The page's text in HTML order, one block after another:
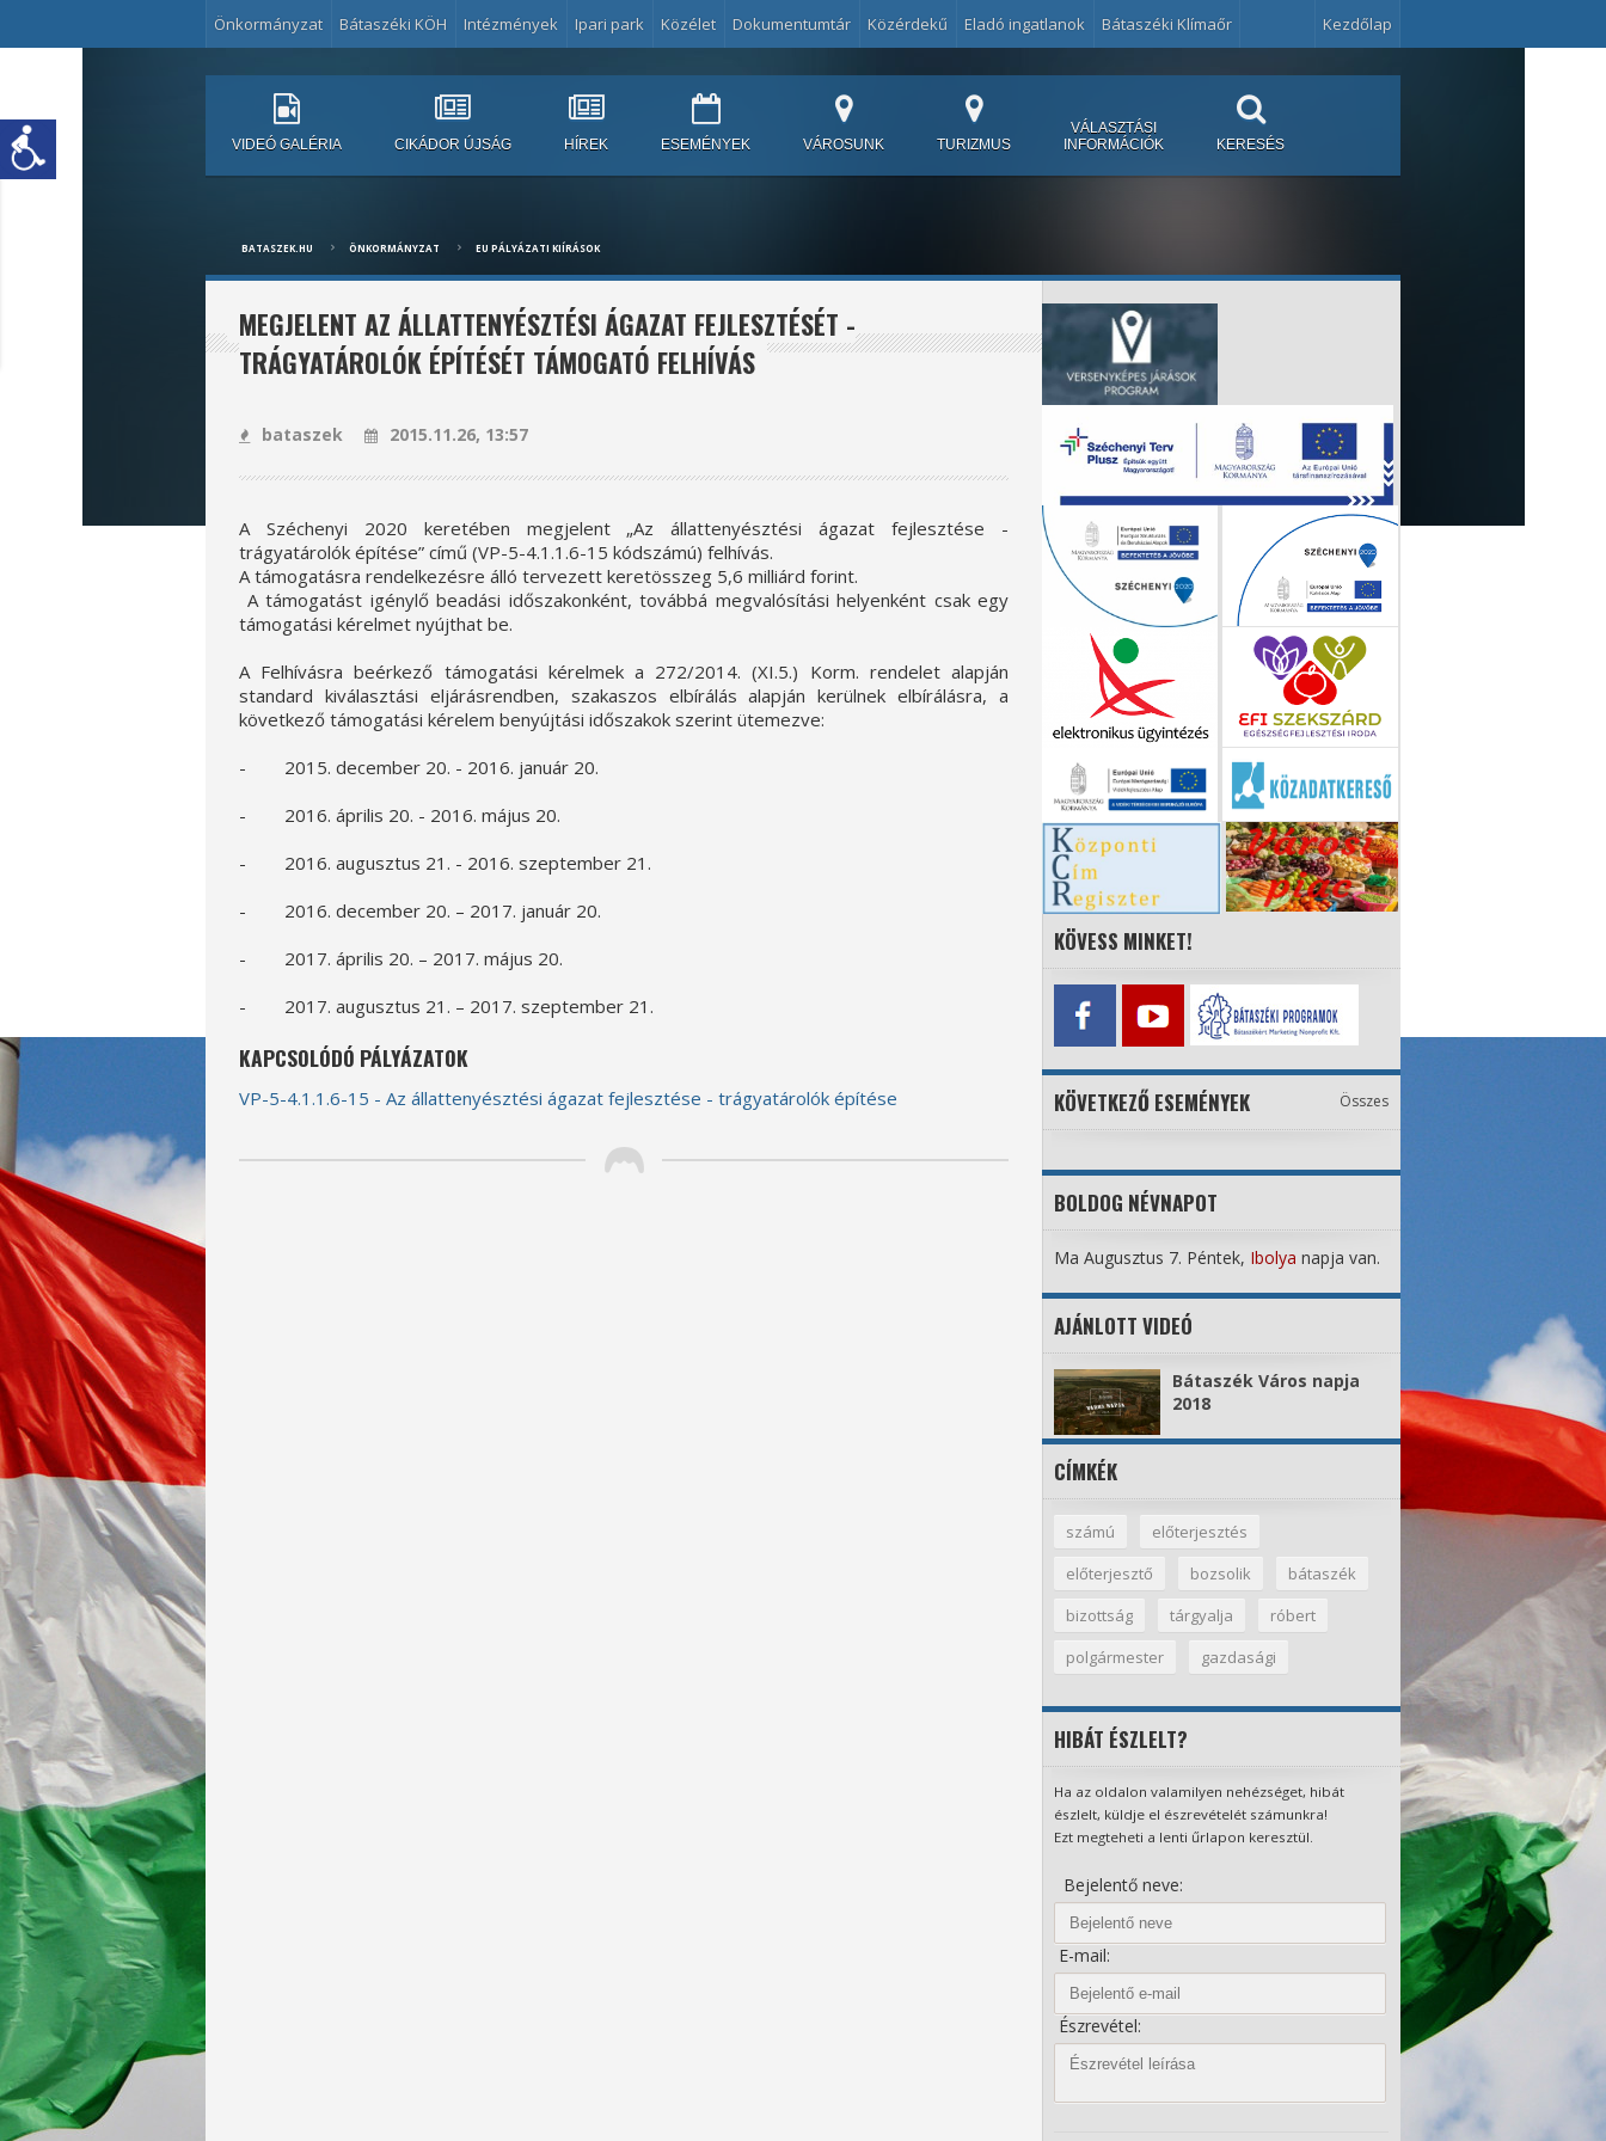
Kezdőlap
Önkormányzat Bátaszéki KÖH Intézmények Ipari park Közélet Dokumentumtár Közérdekű Eladó ingatlanok Bátaszéki Klímaőr
VIDEÓ GALÉRIA CIKÁDOR ÚJSÁG HÍREK ESEMÉNYEK VÁROSUNK TURIZMUS
VÁLASZTÁSI
INFORMÁCIÓK
KERESÉS
BATASZEK.HU ÖNKORMÁNYZAT EU PÁLYÁZATI KIÍRÁSOK
MEGJELENT AZ ÁLLATTENYÉSZTÉSI ÁGAZAT FEJLESZTÉSÉT -
TRÁGYATÁROLÓK ÉPÍTÉSÉT TÁMOGATÓ FELHÍVÁS
bataszek 2015.11.26, 13:57
A Széchenyi 2020 keretében megjelent „Az állattenyésztési ágazat fejlesztése -
trágyatárolók építése” című (VP-5-4.1.1.6-15 kódszámú) felhívás.
A támogatásra rendelkezésre álló tervezett keretösszeg 5,6 milliárd forint.
A támogatást igénylő beadási időszakonként, továbbá megvalósítási helyenként csak egy
támogatási kérelmet nyújthat be.
A Felhívásra beérkező támogatási kérelmek a 272/2014. (XI.5.) Korm. rendelet alapján
standard kiválasztási eljárásrendben, szakaszos elbírálás alapján kerülnek elbírálásra, a
következő támogatási kérelem benyújtási időszakok szerint ütemezve:
- 2015. december 20. - 2016. január 20.
- 2016. április 20. - 2016. május 20.
- 2016. augusztus 21. - 2016. szeptember 21.
- 2016. december 20. – 2017. január 20.
- 2017. április 20. – 2017. május 20.
- 2017. augusztus 21. – 2017. szeptember 21.
KAPCSOLÓDÓ PÁLYÁZATOK
VP-5-4.1.1.6-15 - Az állattenyésztési ágazat fejlesztése - trágyatárolók építése
KÖVESS MINKET!
KÖVETKEZŐ ESEMÉNYEK Összes
BOLDOG NÉVNAPOT
Ma Augusztus 7. Péntek, Ibolya napja van.
AJÁNLOTT VIDEÓ
Bátaszék Város napja
2018
CÍMKÉK
számú
előterjesztés
előterjesztő
bozsolik
bátaszék
bizottság
tárgyalja
róbert
polgármester
gazdasági
HIBÁT ÉSZLELT?
Ha az oldalon valamilyen nehézséget, hibát
észlelt, küldje el észrevételét számunkra!
Ezt megteheti a lenti űrlapon keresztül.
Bejelentő neve:
E-mail:
Észrevétel: